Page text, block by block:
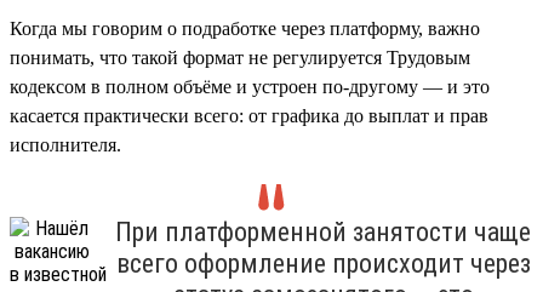
Когда мы говорим о подработке через платформу, важно
понимать, что такой формат не регулируется Трудовым
кодексом в полном объёме и устроен по-другому — и это
касается практически всего: от графика до выплат и прав
исполнителя.
При платформенной занятости чаще
всего оформление происходит через